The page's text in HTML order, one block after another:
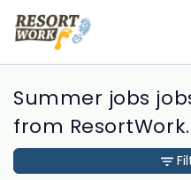
Summer jobs
from